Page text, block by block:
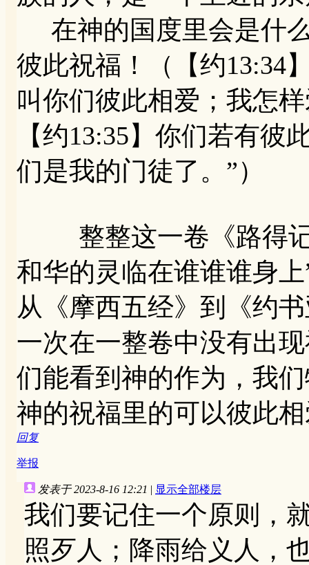
在神的国度里会是什
彼此祝福！（【约13:34
叫你们彼此相爱；我怎
【约13:35】你们若有
们是我的门徒了。”）
整整这一卷《路得记
和华的灵临在谁谁谁身
从《摩西五经》到《约
一次在一整卷中没有出
们能看到神的作为，我
神的祝福里的可以彼此
回复
举报
发表于 2023-8-16 12:21 | 显示全部楼层
我们要记住一个原则，
照歹人；降雨给义人，